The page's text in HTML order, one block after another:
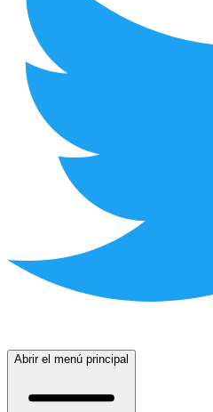
Abrir el menú principal